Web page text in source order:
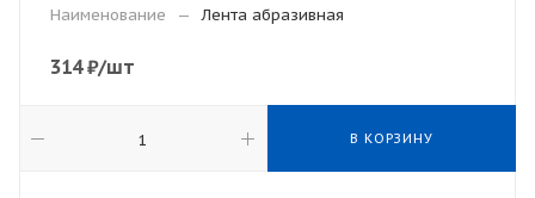
Наименование
— Лента абразивная
314₽/шт
В КОРЗИНУ